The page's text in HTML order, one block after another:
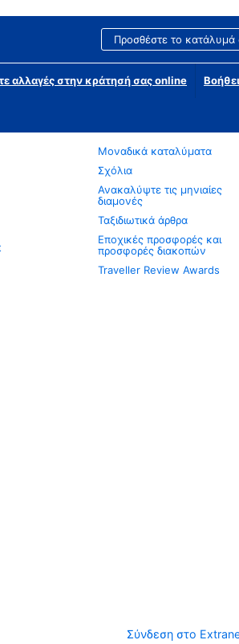
Προσθέστε το κατάλυμά
αλλαγές στην κράτησή σας online
Μοναδικά καταλύματα
Σχόλια
Ανακαλύψτε τις μηνιαίες
διαμονές
Ταξιδιωτικά άρθρα
Εποχικές προσφορές και
προσφορές διακοπών
Traveller Review Awards
Σύνδεση στο